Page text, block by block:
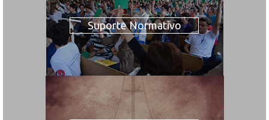
Suporte Normativo